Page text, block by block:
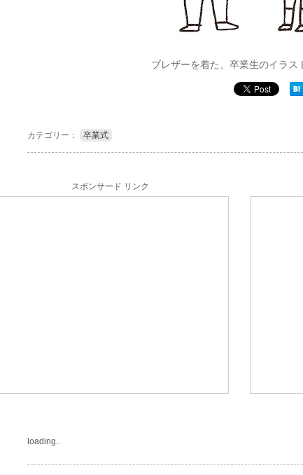
ブレザーを着た、卒業生のイラス
カテゴリー： 卒業式
スポンサード リンク
loading..